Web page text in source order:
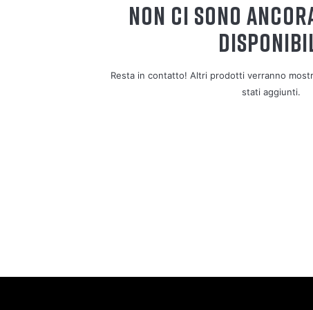
NON CI SONO
Resta in contatto! Altri prodotti verranno
stati aggiunti.